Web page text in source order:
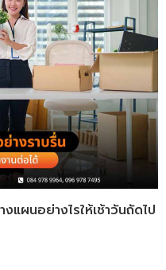
แผนอย่างไรให้เช้าวันถัดไป